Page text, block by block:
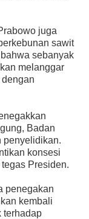
juga
sawit
sebanyak
melanggar
Badan
penyelidikan.
konsesi
Presiden.
penegakan
kembali
terhadap